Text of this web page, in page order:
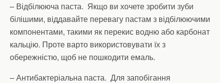
– Відбілююча паста. Якщо ви хочете зробити зуби
білішими, віддавайте перевагу пастам з відбілюючими
компонентами, такими як перекис водню або карбонат
кальцію. Проте варто використовувати їх з
обережністю, щоб не пошкодити емаль.
– Антибактеріальна паста. Для запобігання